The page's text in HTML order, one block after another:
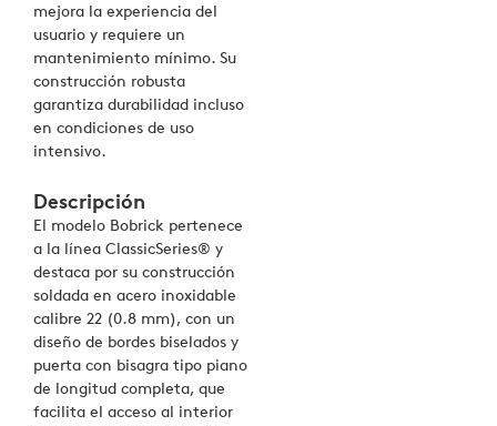
mejora la experiencia del
usuario y requiere un
mantenimiento mínimo. Su
construcción robusta
garantiza durabilidad incluso
en condiciones de uso
intensivo.
Descripción
El modelo Bobrick pertenece
a la línea ClassicSeries® y
destaca por su construcción
soldada en acero inoxidable
calibre 22 (0.8 mm), con un
diseño de bordes biselados y
puerta con bisagra tipo piano
de longitud completa, que
facilita el acceso al interior